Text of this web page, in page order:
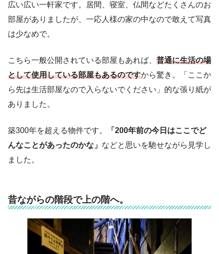
広い広い一軒家です。居間、寝室、仏間などたくさんのお
部屋がありましたが、一応人様の家の中なので敢えて写真
は少なめで。
こちら一般公開されている部屋もあれば、 普通に生活の場
として使用している部屋もあるのですから驚き。「ここか
ら先は生活部屋なので入らないでください」的な張り紙が
ありました。
築300年を超える物件です。
「200年前の今日はここでど
んなことがあったのかな」 などと思いを馳せながら見学し
ました。
昔ながらの階段で上の階へ。